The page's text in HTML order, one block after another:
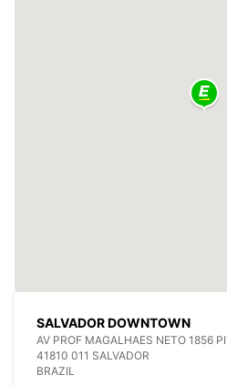
SALVADOR DOWNTOWN
AV PROF MAGALHAES NETO 1856
41810 011 SALVADOR
BRAZIL